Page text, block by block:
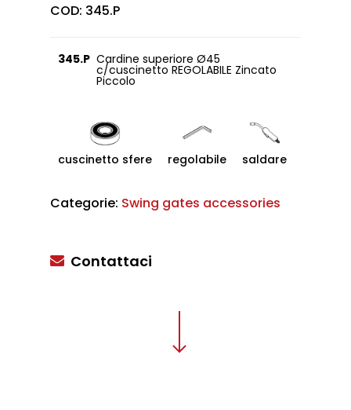
COD: 345.P
345.P Cardine superiore Ø45
c/cuscinetto REGOLABILE Zincato
Piccolo
cuscinetto sfere regolabile saldare
Categorie: Swing gates accessories
Contattaci